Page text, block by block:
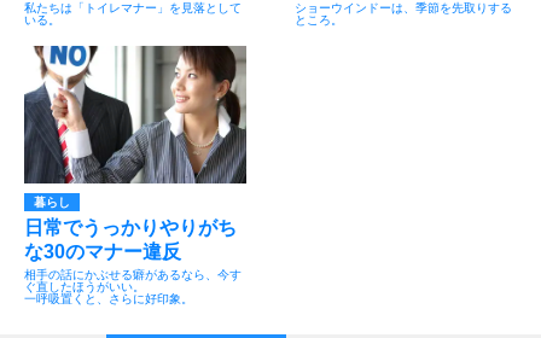
私たちは「トイレマナー」を見落として
いる。
ショーウインドーは、季節を先取りする
ところ。
暮らし
日常でうっかりやりがち
な30のマナー違反
相手の話にかぶせる癖があるなら、今す
ぐ直したほうがいい。
一呼吸置くと、さらに好印象。